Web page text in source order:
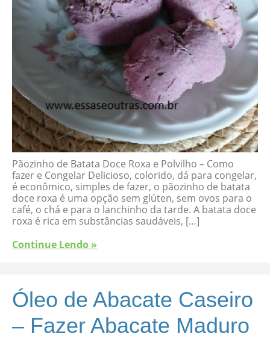
Pãozinho de Batata Doce Roxa e Polvilho – Como
fazer e Congelar Delicioso, colorido, dá para congelar,
é econômico, simples de fazer, o pãozinho de batata
doce roxa é uma opção sem glúten, sem ovos para o
café, o chá e para o lanchinho da tarde. A batata doce
roxa é rica em substâncias saudáveis, […]
Continue Lendo »
Óleo de Abacate Caseiro
– Fazer Abacate Maduro